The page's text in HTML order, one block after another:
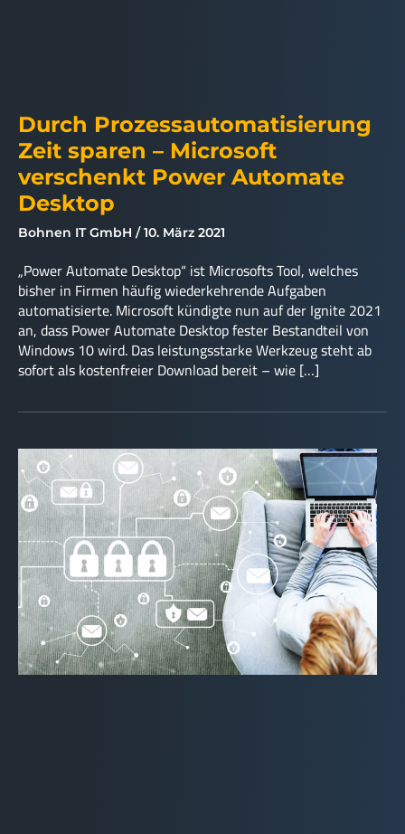
Durch Prozessautomatisierung
Zeit sparen – Microsoft
verschenkt Power Automate
Desktop
Bohnen IT GmbH 10. März 2021
„Power Automate Desktop“ ist Microsofts Tool, welches
bisher in Firmen häufig wiederkehrende Aufgaben
automatisierte. Microsoft kündigte nun auf der Ignite 2021
an, dass Power Automate Desktop fester Bestandteil von
Windows 10 wird. Das leistungsstarke Werkzeug steht ab
sofort als kostenfreier Download bereit – wie […]